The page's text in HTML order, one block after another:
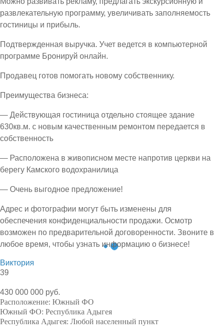
развлекательную программу, увеличивать заполняемость
гостиницы и прибыль.
Подтвержденная выручка. Учет ведется в компьютерной
программе Бронируй онлайн.
Продавец готов помогать новому собственнику.
Преимущества бизнеса:
— Действующая гостиница отдельно стоящее здание
630кв.м. с новым качественным ремонтом передается в
собственность
— Расположена в живописном месте напротив церкви на
берегу Камского водохранилица
— Очень выгодное предложение!
Адрес и фотографии могут быть изменены для
обеспечения конфиденциальности продажи. Осмотр
возможен по предварительной договоренности. Звоните в
любое время, чтобы узнать информацию о бизнесе!
Виктория
39
430 000 000 руб.
Расположение: Южный ФО
Южный ФО: Республика Адыгея
Республика Адыгея: Любой населенный пункт